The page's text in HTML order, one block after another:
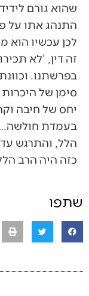
שהוא גורם
התנהג אתו על
לכן עכשיו הוא
זה דין, ‘לא
בפרשתנו.
סימן של
יחס של חיבה
בעמדת
הלל, והתרגש
כזה היה הרב
שתפו